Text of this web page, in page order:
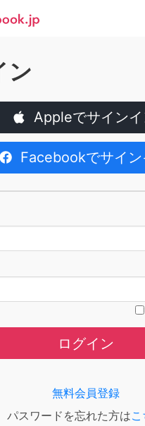
ン
Appleでサイン
Facebookでサイン
ログイン
無料会員登録
パスワードを忘れた方は